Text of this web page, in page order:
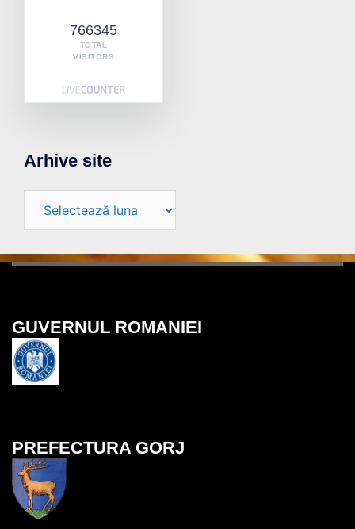
766345
TOTAL
VISITORS
Arhive site
GUVERNUL ROMANIEI
PREFECTURA GORJ